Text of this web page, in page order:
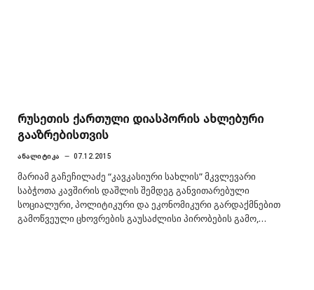
რუსეთის ქართული დიასპორის ახლებური
გააზრებისთვის
ᲐᲜᲐᲚᲘᲢᲘᲙᲐ 07.12.2015
მარიამ გაჩეჩილაძე “კავკასიური სახლის” მკვლევარი
საბჭოთა კავშირის დაშლის შემდეგ განვითარებული
სოციალური, პოლიტიკური და ეკონომიკური გარდაქმნებით
გამოწვეული ცხოვრების გაუსაძლისი პირობების გამო,…